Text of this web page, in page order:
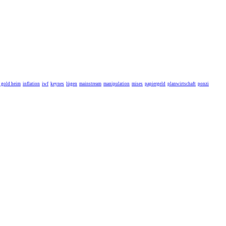
gold heim inflation iwf keynes lügen mainstream manipulation mises papiergeld planwirtschaft ponzi